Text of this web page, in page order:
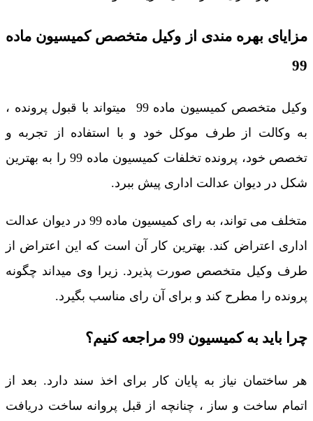
مزایای بهره مندی از وکیل متخصص کمیسیون ماده
99
وکیل متخصص کمیسیون ماده 99 میتواند با قبول پرونده ،
به وکالت از طرف موکل خود و با استفاده از تجربه و
تخصص خود، پرونده تخلفات کمیسیون ماده 99 را به بهترین
شکل در دیوان عدالت اداری پیش ببرد.
متخلف می تواند، به رای کمیسیون ماده 99 در دیوان عدالت
اداری اعتراض کند. بهترین کار آن است که این اعتراض از
طرف وکیل متخصص صورت پذیرد. زیرا وی میداند چگونه
پرونده را مطرح کند و برای آن رای مناسب بگیرد.
چرا باید به کمیسیون 99 مراجعه کنیم؟
هر ساختمان نیاز به پایان کار برای اخذ سند دارد. بعد از
اتمام ساخت و ساز ، چنانچه از قبل پروانه ساخت دریافت